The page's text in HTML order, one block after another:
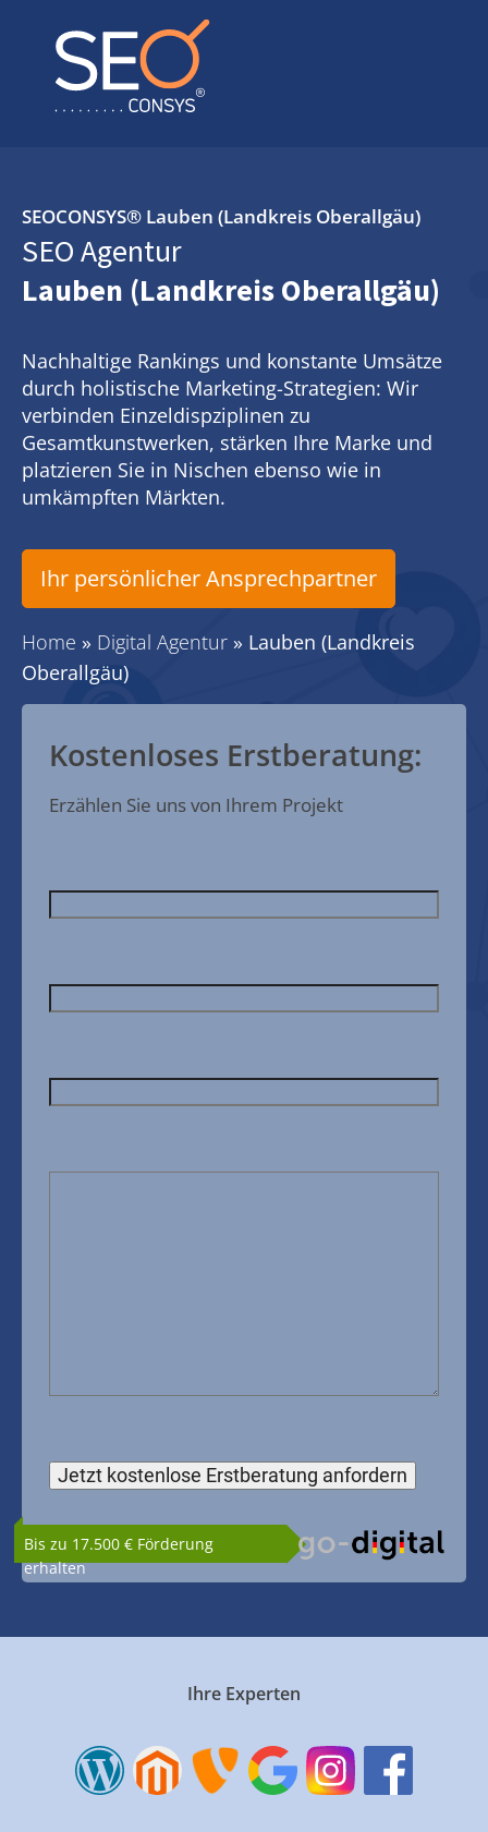
SEOCONSYS® Lauben (Landkreis Oberallgäu)
SEO Agentur
Lauben (Landkreis Oberallgäu)
Nachhaltige Rankings und konstante Umsätze
durch holistische Marketing-Strategien: Wir
verbinden Einzeldispziplinen zu
Gesamtkunstwerken, stärken Ihre Marke und
platzieren Sie in Nischen ebenso wie in
umkämpften Märkten.
Ihr persönlicher Ansprechpartner
Home » Digital Agentur » Lauben (Landkreis
Oberallgäu)
Kostenloses Erstberatung:
Erzählen Sie uns von Ihrem Projekt
Bis zu 17.500 € Förderung
erhalten
Ihre Experten